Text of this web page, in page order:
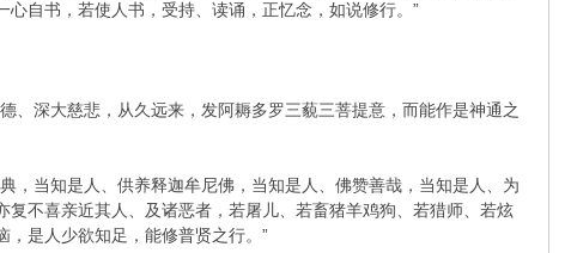
自书，若使人书，受持、读诵，正忆念，如说修行。”
深大慈悲，从久远来，发阿耨多罗三藐三菩提意，而能作是神通之
当知是人、供养释迦牟尼佛，当知是人、佛赞善哉，当知是人、为
不喜亲近其人、及诸恶者，若屠儿、若畜猪羊鸡狗、若猎师、若炫
是人少欲知足，能修普贤之行。”